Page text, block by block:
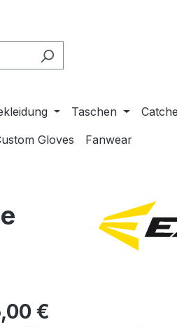
Taschen
Gloves Fanwear
Preis:
€